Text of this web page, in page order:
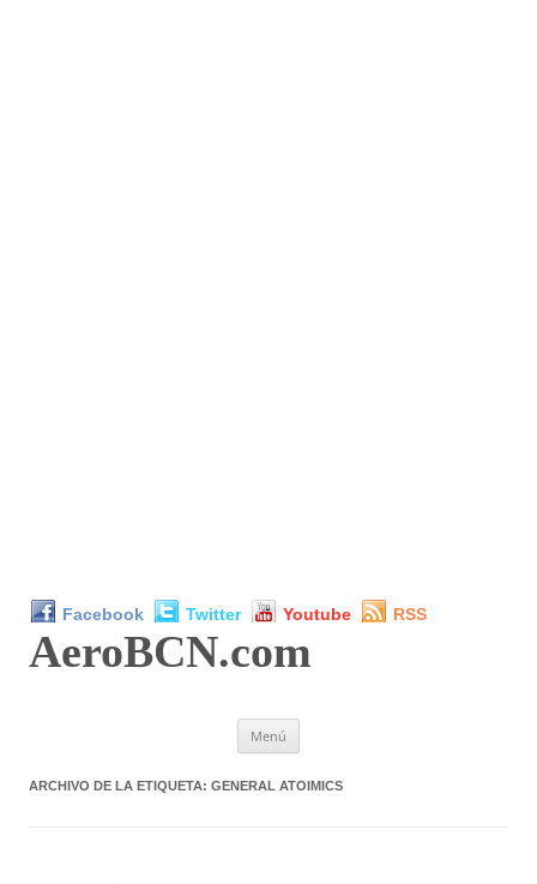
Facebook Twitter Youtube RSS
AeroBCN.com
Menú
ARCHIVO DE LA ETIQUETA: GENERAL ATOIMICS